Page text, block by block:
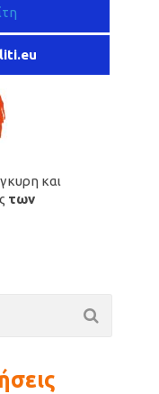
και
των